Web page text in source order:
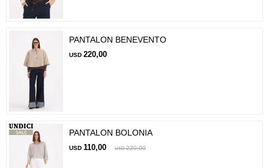
PANTALON BENEVENTO
USD 220,00
PANTALON BOLONIA
USD 110,00 USD 220,00